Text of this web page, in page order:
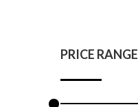
PRICE RANGE